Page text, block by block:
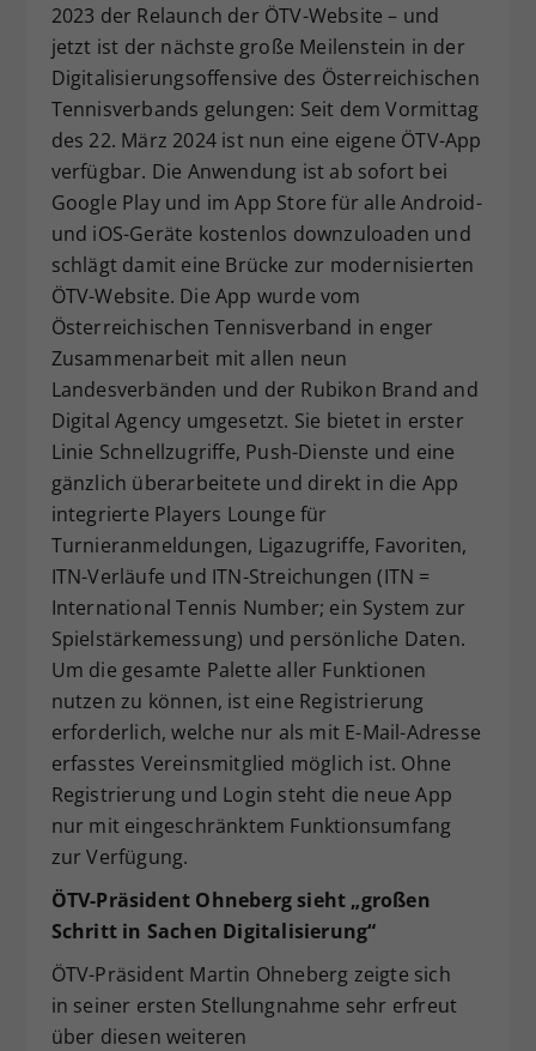
2023 der Relaunch der ÖTV-Website – und
jetzt ist der nächste große Meilenstein in der
Digitalisierungsoffensive des Österreichischen
Tennisverbands gelungen: Seit dem Vormittag
des 22. März 2024 ist nun eine eigene ÖTV-App
verfügbar. Die Anwendung ist ab sofort bei
Google Play und im App Store für alle Android-
und iOS-Geräte kostenlos downzuloaden und
schlägt damit eine Brücke zur modernisierten
ÖTV-Website. Die App wurde vom
Österreichischen Tennisverband in enger
Zusammenarbeit mit allen neun
Landesverbänden und der Rubikon Brand and
Digital Agency umgesetzt. Sie bietet in erster
Linie Schnellzugriffe, Push-Dienste und eine
gänzlich überarbeitete und direkt in die App
integrierte Players Lounge für
Turnieranmeldungen, Ligazugriffe, Favoriten,
ITN-Verläufe und ITN-Streichungen (ITN =
International Tennis Number; ein System zur
Spielstärkemessung) und persönliche Daten.
Um die gesamte Palette aller Funktionen
nutzen zu können, ist eine Registrierung
erforderlich, welche nur als mit E-Mail-Adresse
erfasstes Vereinsmitglied möglich ist. Ohne
Registrierung und Login steht die neue App
nur mit eingeschränktem Funktionsumfang
zur Verfügung.
ÖTV-Präsident Ohneberg sieht „großen
Schritt in Sachen Digitalisierung“
ÖTV-Präsident Martin Ohneberg zeigte sich
in seiner ersten Stellungnahme sehr erfreut
über diesen weiteren
Zweck
Dieser Wert speichert Ihre Consent-
Einstellungen. Unter anderem eine
zufällig generierte ID, für die
historische Speicherung Ihrer
vorgenommen Einstellungen, falls der
Webseiten-Betreiber dies eingestellt